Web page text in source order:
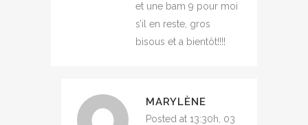
et une bam 9 pour moi
s’il en reste, gros
bisous et a bientôt!!!!
MARYLÈNE
Posted at 13:30h, 03